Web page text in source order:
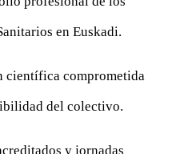
en Euskadi.
científica comprometida
del colectivo.
y jornadas